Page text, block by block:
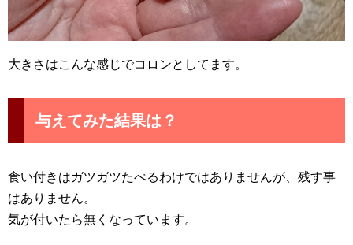
大きさはこんな感じでコロンとしてます。
与えてみた結果は？
食い付きはガツガツたべるわけではありませんが、残す事
はありません。
気が付いたら無くなっています。